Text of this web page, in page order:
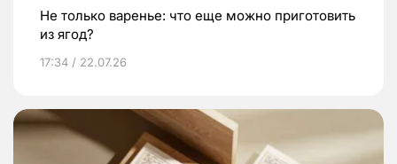
Не только варенье: что еще можно приготовить
из ягод?
17:34 / 22.07.26